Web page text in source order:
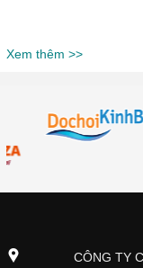
Xem thêm >>
CÔNG TY